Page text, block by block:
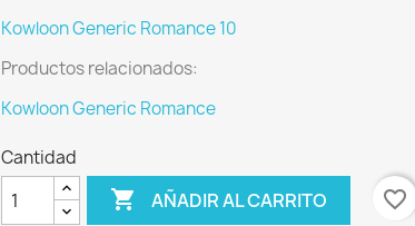
Kowloon Generic Romance 10
Productos relacionados:
Kowloon Generic Romance
Cantidad
 AÑADIR AL CARRITO favorite_border